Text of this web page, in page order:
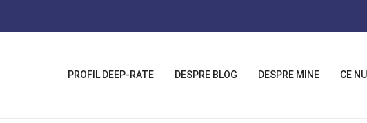
PROFIL DEEP-RATE DESPRE BLOG DESPRE MINE CE